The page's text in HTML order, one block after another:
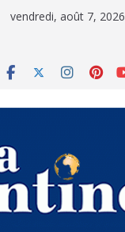
vendredi, août 7, 2026